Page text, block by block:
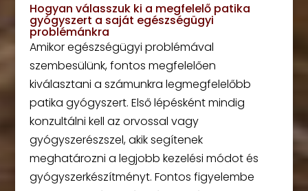
Hogyan válasszuk ki a megfelelő patika
gyógyszert a saját egészségügyi
problémánkra
Amikor egészségügyi problémával
szembesülünk, fontos megfelelően
kiválasztani a számunkra legmegfelelőbb
patika gyógyszert. Első lépésként mindig
konzultálni kell az orvossal vagy
gyógyszerészszel, akik segítenek
meghatározni a legjobb kezelési módot és
gyógyszerkészítményt. Fontos figyelembe